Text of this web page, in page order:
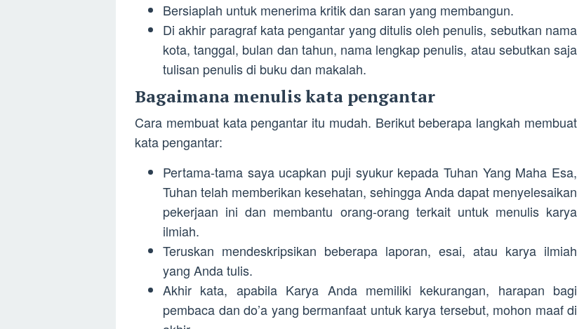
Bersiaplah untuk menerima kritik dan saran yang membangun.
Di akhir paragraf kata pengantar yang ditulis oleh penulis, sebutkan nama
kota, tanggal, bulan dan tahun, nama lengkap penulis, atau sebutkan saja
tulisan penulis di buku dan makalah.
Bagaimana menulis kata pengantar
Cara membuat kata pengantar itu mudah. ​​Berikut beberapa langkah membuat
kata pengantar:
Pertama-tama saya ucapkan puji syukur kepada Tuhan Yang Maha Esa,
Tuhan telah memberikan kesehatan, sehingga Anda dapat menyelesaikan
pekerjaan ini dan membantu orang-orang terkait untuk menulis karya
ilmiah.
Teruskan mendeskripsikan beberapa laporan, esai, atau karya ilmiah
yang Anda tulis.
Akhir kata, apabila Karya Anda memiliki kekurangan, harapan bagi
pembaca dan do’a yang bermanfaat untuk karya tersebut, mohon maaf di